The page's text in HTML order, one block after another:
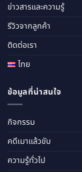
ข่าวสารและความรู้
รีวิวจากลูกค้า
ติดต่อเรา
ไทย
ข้อมูลที่น่าสนใจ
กิจกรรม
คดีเมาแล้วขับ
ความรู้ทั่วไป